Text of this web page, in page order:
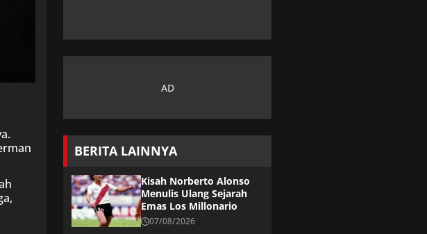
BERITA LAINNYA
Kisah Norberto Alonso
Menulis Ulang Sejarah
Emas Los Millonario
07/08/2026